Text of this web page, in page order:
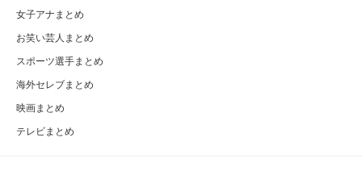
女子アナまとめ
お笑い芸人まとめ
スポーツ選手まとめ
海外セレブまとめ
映画まとめ
テレビまとめ